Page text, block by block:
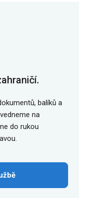
balíků a
na
do rukou